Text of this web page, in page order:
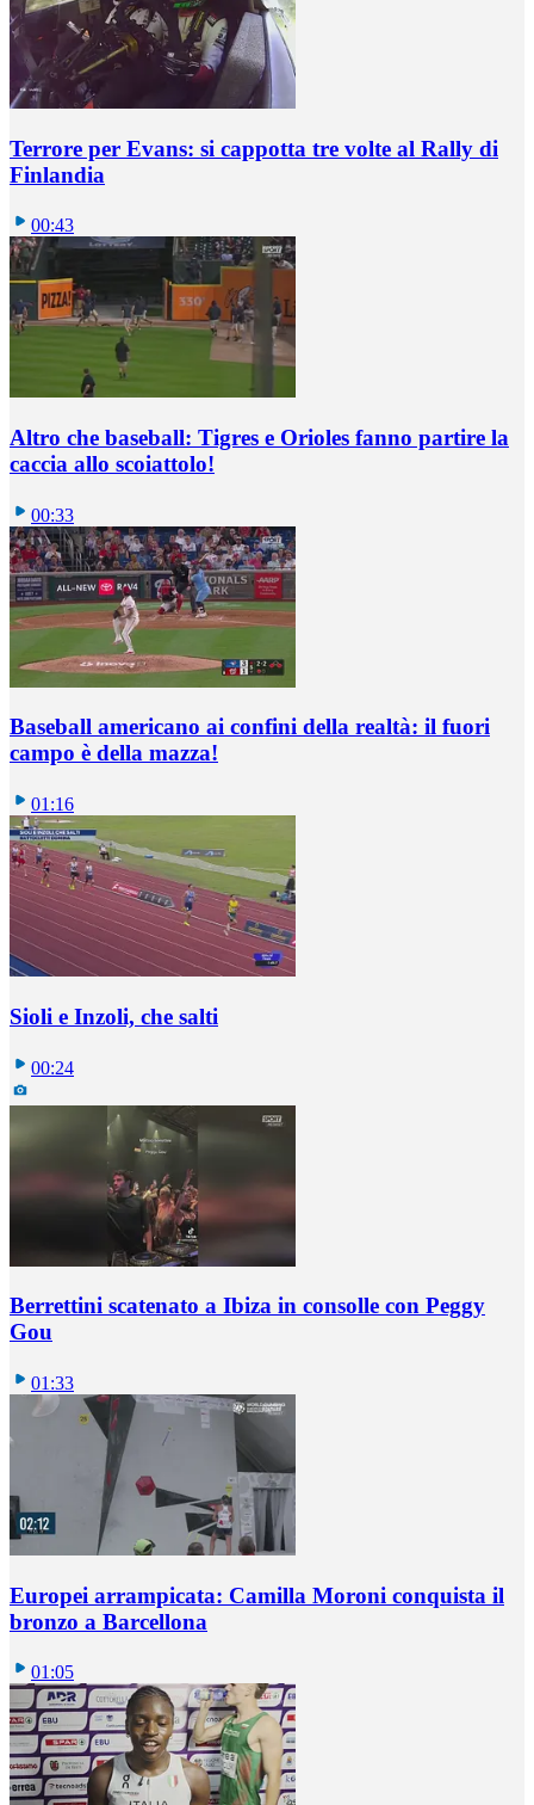
Terrore per Evans: si cappotta tre volte al Rally di
Finlandia
00:43
Altro che baseball: Tigres e Orioles fanno partire la
caccia allo scoiattolo!
00:33
Baseball americano ai confini della realtà: il fuori
campo è della mazza!
01:16
Sioli e Inzoli, che salti
00:24
Berrettini scatenato a Ibiza in consolle con Peggy
Gou
01:33
Europei arrampicata: Camilla Moroni conquista il
bronzo a Barcellona
01:05